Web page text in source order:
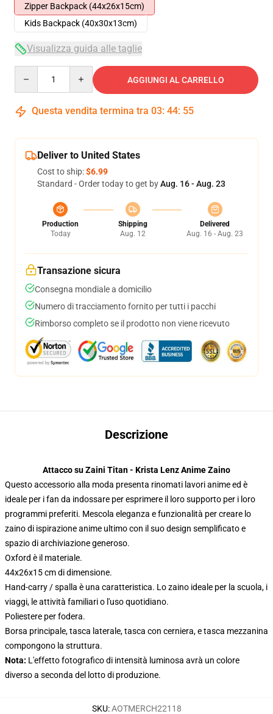
Zipper Backpack (44x26x15cm)
Kids Backpack (40x30x13cm)
Visualizza guida alle taglie
AGGIUNGI AL CARRELLO
Questa vendita termina tra 03: 44: 54
Deliver to United States
Cost to ship:$6.99
Standard - Order today to get byAug. 16 - Aug. 23
Production
Today
Shipping
Aug. 12
Delivered
Aug. 16 - Aug. 23
Transazione sicura
Consegna mondiale a domicilio
Numero di tracciamento fornito per tutti i pacchi
Rimborso completo se il prodotto non viene ricevuto
Descrizione
Attacco su Zaini Titan - Krista Lenz Anime Zaino
Questo accessorio alla moda presenta rinomati lavori anime ed è
ideale per i fan da indossare per esprimere il loro supporto per i loro
programmi preferiti. Mescola eleganza e funzionalità per creare lo
zaino di ispirazione anime ultimo con il suo design semplificato e
spazio di archiviazione generoso.
Oxford è il materiale.
44x26x15 cm di dimensione.
Hand-carry / spalla è una caratteristica. Lo zaino ideale per la scuola, i
viaggi, le attività familiari o l'uso quotidiano.
Poliestere per fodera.
Borsa principale, tasca laterale, tasca con cerniera, e tasca mezzanina
compongono la struttura.
Nota: L'effetto fotografico di intensità luminosa avrà un colore
diverso a seconda del lotto di produzione.
SKU:AOTMERCH22118